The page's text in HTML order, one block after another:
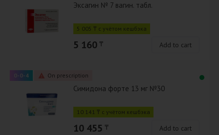
Эксагин № 7 вагин. табл.
5 005 ₸ с учётом кешбэка
5 160 ₸ Add to cart
0-0-4 On prescription
Симидона форте 13 мг №30
10 141 ₸ с учётом кешбэка
10 455 ₸ Add to cart